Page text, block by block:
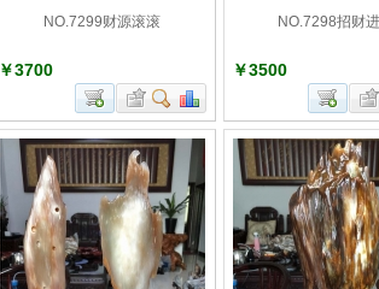
NO.7299财源滚滚
￥3700
NO.7298招财
￥3500